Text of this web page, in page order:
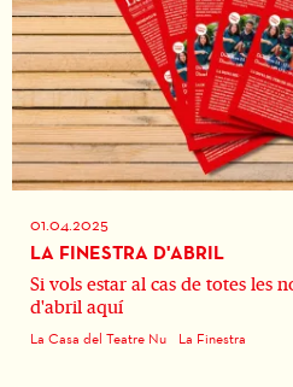
01.04.2025
LA FINESTRA D'ABRIL
Si vols estar al cas de totes les
d'abril aquí
La Casa del Teatre Nu La Finestra